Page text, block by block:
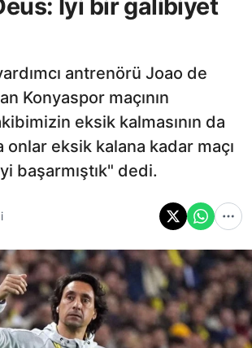
İyi bir galibiyet
antrenörü Joao de
Konyaspor maçının
eksik kalmasının da
onlar eksik kalana kadar maçı
başarmıştık" dedi.